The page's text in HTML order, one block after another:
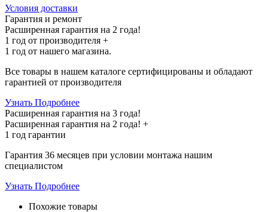
Условия доставки
Гарантия и ремонт
Расширенная гарантия на 2 года!
1 год от производителя +
1 год от нашего магазина.
Все товары в нашем каталоге сертифицированы и обладают
гарантией от производителя
Узнать Подробнее
Расширенная гарантия на 3 года!
Расширенная гарантия на 2 года! +
1 год гарантии
Гарантия 36 месяцев при условии монтажа нашим
специалистом
Узнать Подробнее
Похожие товары